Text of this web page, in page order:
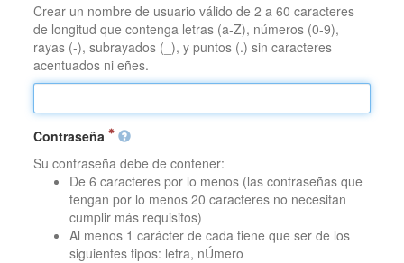
Crear un nombre de usuario válido de 2 a 60 caracteres
de longitud que contenga letras (a-Z), números (0-9),
rayas (-), subrayados (_), y puntos (.) sin caracteres
acentuados ni eñes.
Contraseña
Su contraseña debe de contener:
De 6 caracteres por lo menos (las contraseñas que
tengan por lo menos 20 caracteres no necesitan
cumplir más requisitos)
Al menos 1 carácter de cada tiene que ser de los
siguientes tipos: letra, nÚmero